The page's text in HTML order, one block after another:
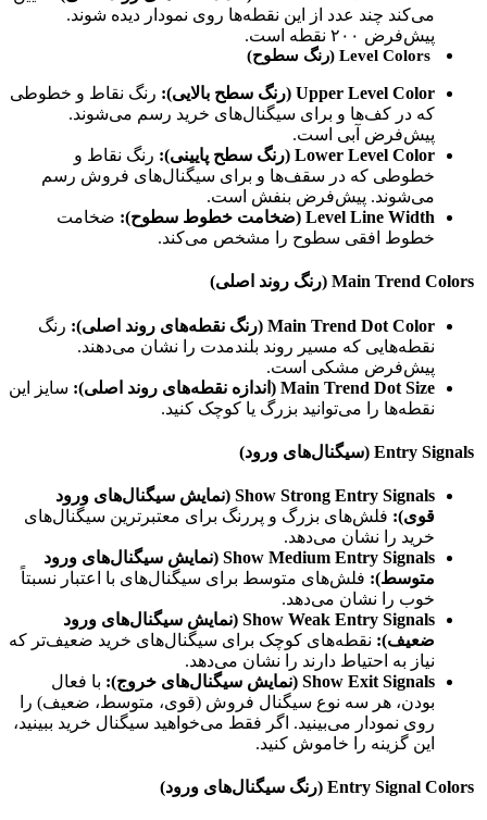
می‌کند چند عدد از این نقطه‌ها روی نمودار دیده شوند.
پیش‌فرض ۲۰۰ نقطه است.
Upper Level Color (رنگ سطح بالایی):
رنگ نقاط و خطوطی
که در کف‌ها و برای سیگنال‌های خرید رسم می‌شوند.
پیش‌فرض آبی است.
Lower Level Color (رنگ سطح پایینی):
رنگ نقاط و
خطوطی که در سقف‌ها و برای سیگنال‌های فروش رسم
می‌شوند. پیش‌فرض بنفش است.
Level Line Width (ضخامت خطوط سطوح):
ضخامت
خطوط افقی سطوح را مشخص می‌کند.
Main Trend Dot Color (رنگ نقطه‌های روند اصلی):
رنگ
نقطه‌هایی که مسیر روند بلندمدت را نشان می‌دهند.
پیش‌فرض مشکی است.
Main Trend Dot Size (اندازه نقطه‌های روند اصلی):
سایز این
نقطه‌ها را می‌توانید بزرگ یا کوچک کنید.
Show Strong Entry Signals (نمایش سیگنال‌های ورود
قوی): فلش‌های بزرگ و پررنگ برای معتبرترین سیگنال‌های
خرید را نشان می‌دهد.
Show Medium Entry Signals (نمایش سیگنال‌های ورود
متوسط): فلش‌های متوسط برای سیگنال‌های با اعتبار نسبتاً
خوب را نشان می‌دهد.
Show Weak Entry Signals (نمایش سیگنال‌های ورود
ضعیف): نقطه‌های کوچک برای سیگنال‌های خرید ضعیف‌تر که
نیاز به احتیاط دارند را نشان می‌دهد.
Show Exit Signals (نمایش سیگنال‌های خروج):
با فعال
بودن، هر سه نوع سیگنال فروش (قوی، متوسط، ضعیف) را
روی نمودار می‌بینید. اگر فقط می‌خواهید سیگنال خرید ببینید،
این گزینه را خاموش کنید.